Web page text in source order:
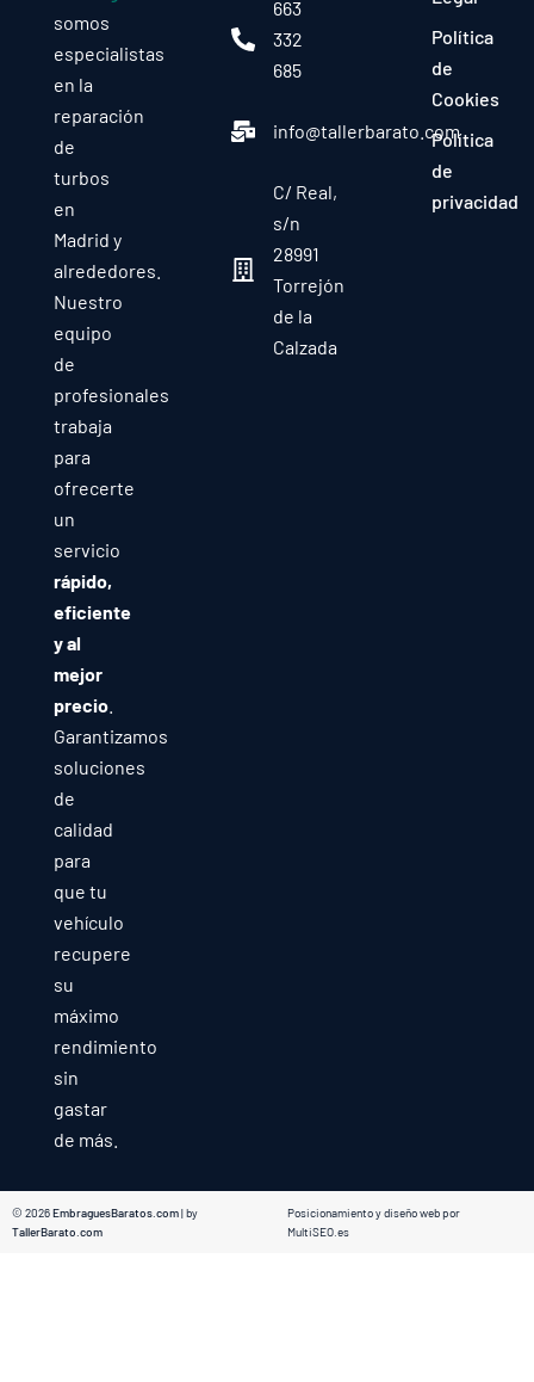
somos
especialistas
en la
reparación
de
turbos
en
Madrid y
alrededores.
Nuestro
equipo
de
profesionales
trabaja
para
ofrecerte
un
servicio
rápido,
eficiente
y al
mejor
precio.
Garantizamos
soluciones
de
calidad
para
que tu
vehículo
recupere
su
máximo
rendimiento
sin
gastar
de más.
663
332
685
info@tallerbarato.com
C/ Real,
s/n
28991
Torrejón
de la
Calzada
Política
de
Cookies
Política
de
privacidad
© 2026EmbraguesBaratos.com| by
TallerBarato.com
Posicionamiento y diseño web por
MultiSEO.es